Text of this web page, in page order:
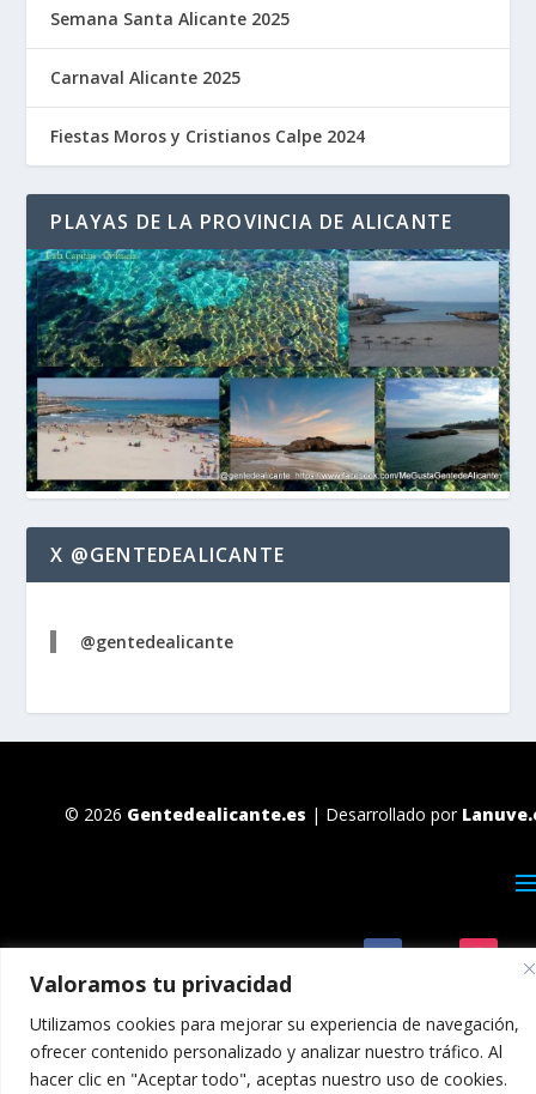
Valoramos tu privacidad
Utilizamos cookies para mejorar su experiencia de navegación,
ofrecer contenido personalizado y analizar nuestro tráfico. Al
hacer clic en "Aceptar todo", aceptas nuestro uso de cookies.
Semana Santa Alicante 2025
Carnaval Alicante 2025
Fiestas Moros y Cristianos Calpe 2024
PLAYAS DE LA PROVINCIA DE ALICANTE
X @GENTEDEALICANTE
@gentedealicante
© 2026 Gentedealicante.es | Desarrollado por